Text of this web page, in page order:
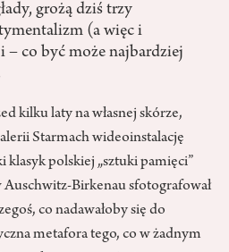
grożą dziś trzy
(a więc i
– co być może najbardziej
kilku laty na własnej skórze,
Starmach wideoinstalację
klasyk polskiej „sztuki pamięci”
Birkenau sfotografował
co nadawałoby się do
metafora tego, co w żadnym